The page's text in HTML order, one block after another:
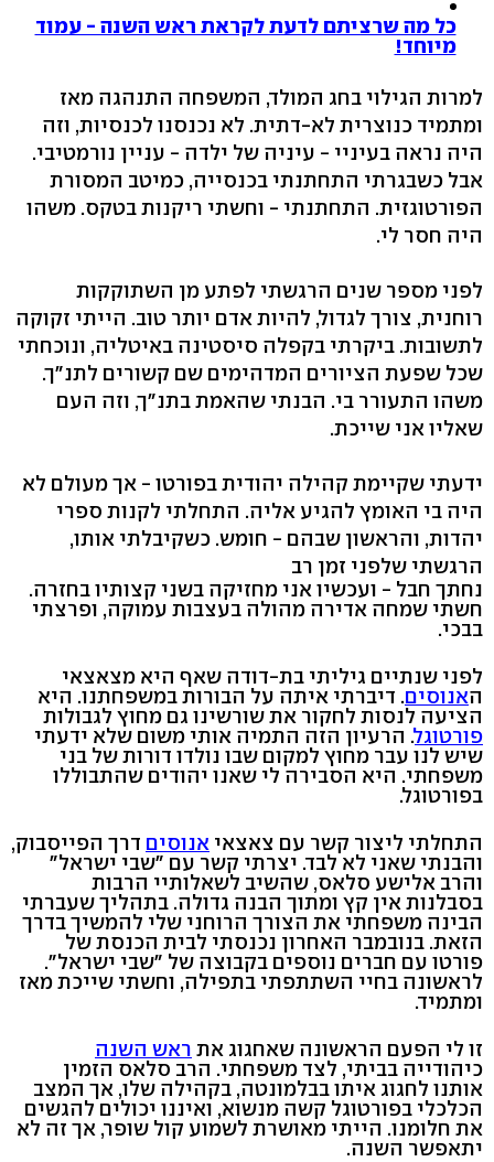
כל מה שרציתם לדעת לקראת ראש השנה - עמוד
מיוחד!
למרות הגילוי בחג המולד, המשפחה התנהגה מאז
ומתמיד כנוצרית לא-דתית. לא נכנסנו לכנסיות, וזה
היה נראה בעיניי - עיניה של ילדה - עניין נורמטיבי.
אבל כשבגרתי התחתנתי בכנסייה, כמיטב המסורת
הפורטוגזית. התחתנתי - וחשתי ריקנות בטקס. משהו
היה חסר לי.
לפני מספר שנים הרגשתי לפתע מן השתוקקות
רוחנית, צורך לגדול, להיות אדם יותר טוב. הייתי זקוקה
לתשובות. ביקרתי בקפלה סיסטינה באיטליה, ונוכחתי
שכל שפעת הציורים המדהימים שם קשורים לתנ"ך.
משהו התעורר בי. הבנתי שהאמת בתנ"ך, וזה העם
שאליו אני שייכת.
ידעתי שקיימת קהילה יהודית בפורטו - אך מעולם לא
היה בי האומץ להגיע אליה. התחלתי לקנות ספרי
יהדות, והראשון שבהם - חומש. כשקיבלתי אותו,
הרגשתי שלפני זמן רב
נחתך חבל - ועכשיו אני מחזיקה בשני קצותיו בחזרה.
חשתי שמחה אדירה מהולה בעצבות עמוקה, ופרצתי
בבכי.
לפני שנתיים גיליתי בת-דודה שאף היא מצאצאי
האנוסים. דיברתי איתה על הבורות במשפחתנו. היא
הציעה לנסות לחקור את שורשינו גם מחוץ לגבולות
פורטוגל. הרעיון הזה התמיה אותי משום שלא ידעתי
שיש לנו עבר מחוץ למקום שבו נולדו דורות של בני
משפחתי. היא הסבירה לי שאנו יהודים שהתבוללו
בפורטוגל.
התחלתי ליצור קשר עם צאצאי אנוסים דרך הפייסבוק,
והבנתי שאני לא לבד. יצרתי קשר עם "שבי ישראל"
והרב אלישע סלאס, שהשיב לשאלותיי הרבות
בסבלנות אין קץ ומתוך הבנה גדולה. בתהליך שעברתי
הבינה משפחתי את הצורך הרוחני שלי להמשיך בדרך
הזאת. בנובמבר האחרון נכנסתי לבית הכנסת של
פורטו עם חברים נוספים בקבוצה של "שבי ישראל".
לראשונה בחיי השתתפתי בתפילה, וחשתי שייכת מאז
ומתמיד.
זו לי הפעם הראשונה שאחגוג את ראש השנה
כיהודייה בביתי, לצד משפחתי. הרב סלאס הזמין
אותנו לחגוג איתו בבלמונטה, בקהילה שלו, אך המצב
הכלכלי בפורטוגל קשה מנשוא, ואיננו יכולים להגשים
את חלומנו. הייתי מאושרת לשמוע קול שופר, אך זה לא
יתאפשר השנה.